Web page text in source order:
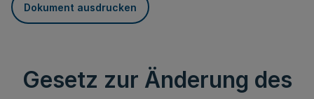
Dokument ausdrucken
Gesetz zur Änderung des